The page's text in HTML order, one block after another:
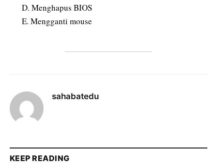
D. Menghapus BIOS
E. Mengganti mouse
sahabatedu
KEEP READING